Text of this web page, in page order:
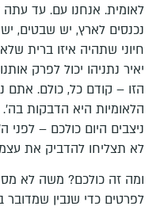
לאומית. אנחנו עם. עד עתה
נכנסים לארץ, יש שבטים,
חיוני שתהיה איזו ברית
יאיר נתניהו יכול לפרק
הזו – קודם כל, כולם. אתם
הלאומיות היא הדבקות
ניצבים היום כולכם – לפני
לא תצליחו להדביק את
ומה זה כולכם? משה לא
לפרטים כדי שנבין שמדובר